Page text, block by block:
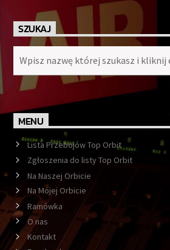
SZUKAJ
MENU
Lista Przebojów Top Orbit
Zgłoszenia do listy Top Orbit
Na Naszej Orbicie
Na Mojej Orbicie
Ramówka
O nas
Kontakt